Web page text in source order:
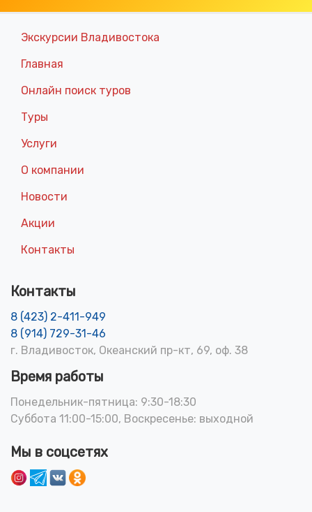
Экскурсии Владивостока
Главная
Онлайн поиск туров
Туры
Услуги
О компании
Новости
Акции
Контакты
Контакты
8 (423) 2-411-949
8 (914) 729-31-46
г. Владивосток, Океанский пр-кт, 69, оф. 38
Время работы
Понедельник-пятница: 9:30-18:30
Суббота 11:00-15:00, Воскресенье: выходной
Мы в соцсетях